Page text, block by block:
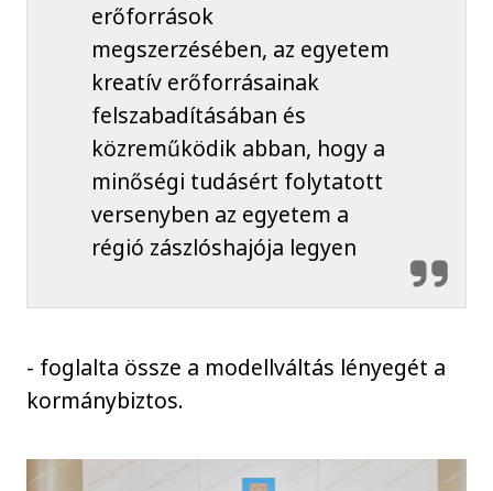
erőforrások
megszerzésében, az egyetem
kreatív erőforrásainak
felszabadításában és
közreműködik abban, hogy a
minőségi tudásért folytatott
versenyben az egyetem a
régió zászlóshajója legyen
- foglalta össze a modellváltás lényegét a
kormánybiztos.